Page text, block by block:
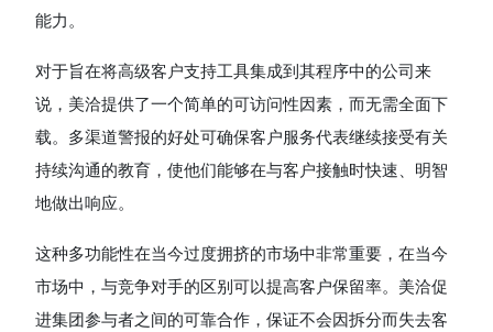
能力。
对于旨在将高级客户支持工具集成到其程序中的公司来
说，美洽提供了一个简单的可访问性因素，而无需全面下
载。多渠道警报的好处可确保客户服务代表继续接受有关
持续沟通的教育，使他们能够在与客户接触时快速、明智
地做出响应。
这种多功能性在当今过度拥挤的市场中非常重要，在当今
市场中，与竞争对手的区别可以提高客户保留率。美洽促
进集团参与者之间的可靠合作，保证不会因拆分而失去客